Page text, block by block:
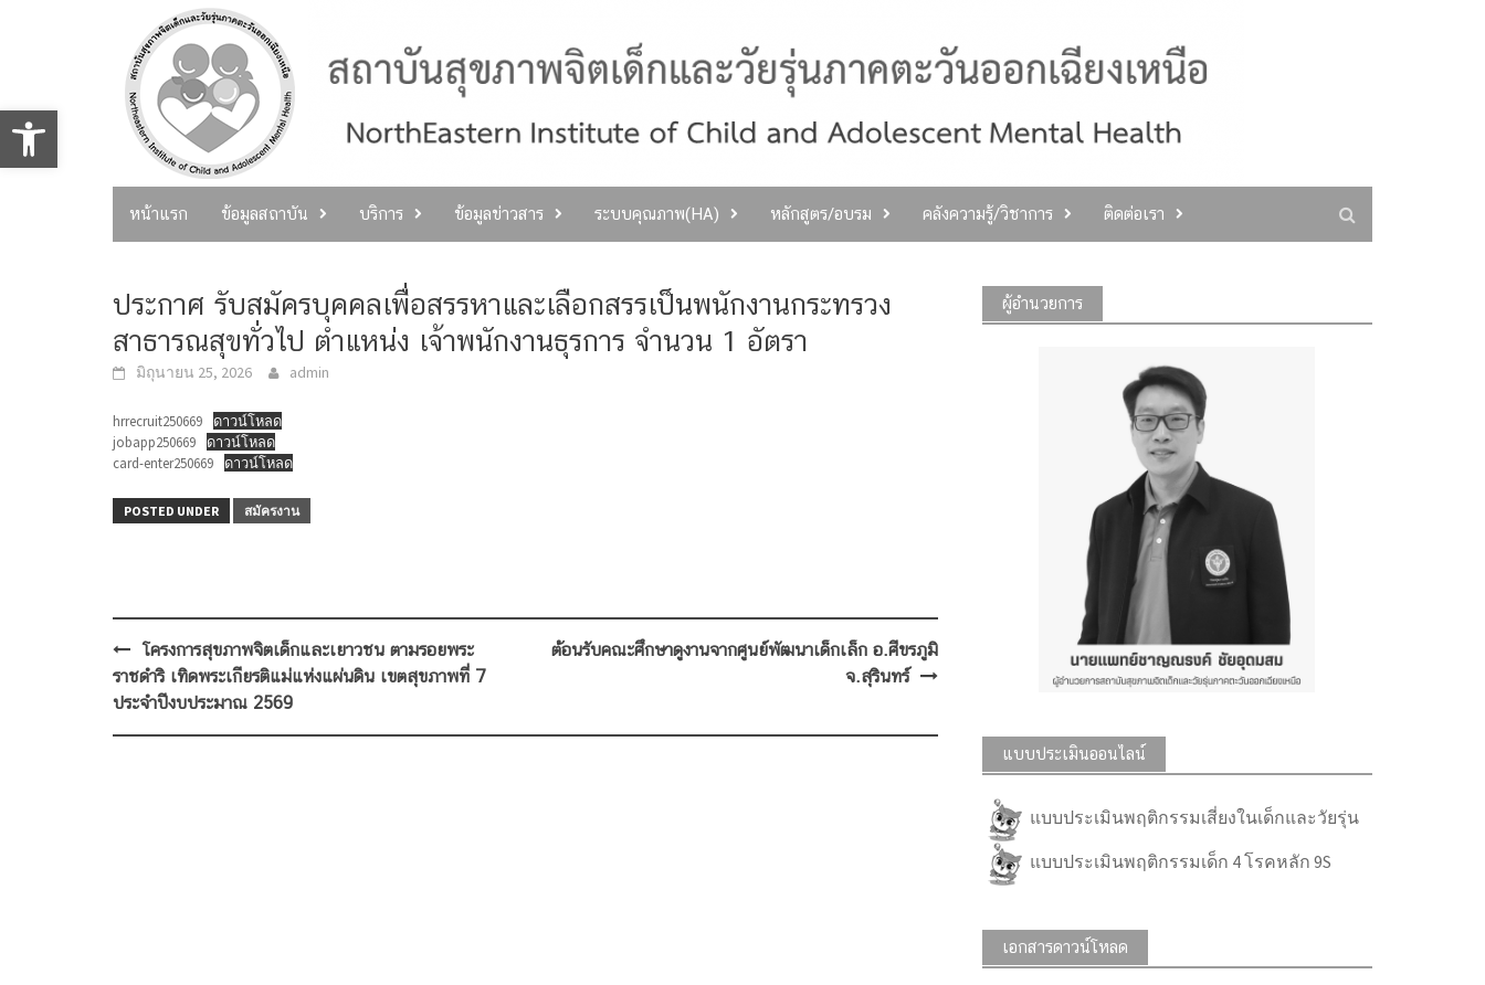
Open toolbar
หน้าแรก ข้อมูลสถาบัน บริการ ข้อมูลข่าวสาร ระบบคุณภาพ(HA) หลักสูตร/อบรม คลังความรู้/วิชาการ ติดต่อเรา
ประกาศ รับสมัครบุคคลเพื่อสรรหาและเลือกสรรเป็นพนักงานกระทรวง
สาธารณสุขทั่วไป ตำแหน่ง เจ้าพนักงานธุรการ จำนวน 1 อัตรา
มิถุนายน 25, 2026 admin
hrrecruit250669
ดาวน์โหลด
jobapp250669
ดาวน์โหลด
card-enter250669
ดาวน์โหลด
POSTED UNDER สมัครงาน
Post
navigation
โครงการสุขภาพจิตเด็กและเยาวชน ตามรอยพระ
ราชดำริ เทิดพระเกียรติแม่แห่งแผ่นดิน เขตสุขภาพที่ 7
ประจำปีงบประมาณ 2569
ต้อนรับคณะศึกษาดูงานจากศูนย์พัฒนาเด็กเล็ก อ.ศีขรภูมิ
จ.สุรินทร์
ผู้อำนวยการ
แบบประเมินออนไลน์
แบบประเมินพฤติกรรมเสี่ยงในเด็กและวัยรุ่น
แบบประเมินพฤติกรรมเด็ก 4 โรคหลัก 9S
เอกสารดาวน์โหลด